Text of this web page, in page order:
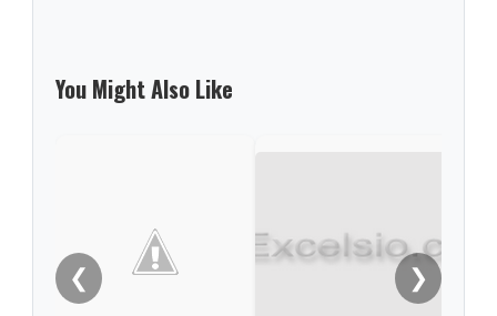
You Might Also Like
❮ ❯